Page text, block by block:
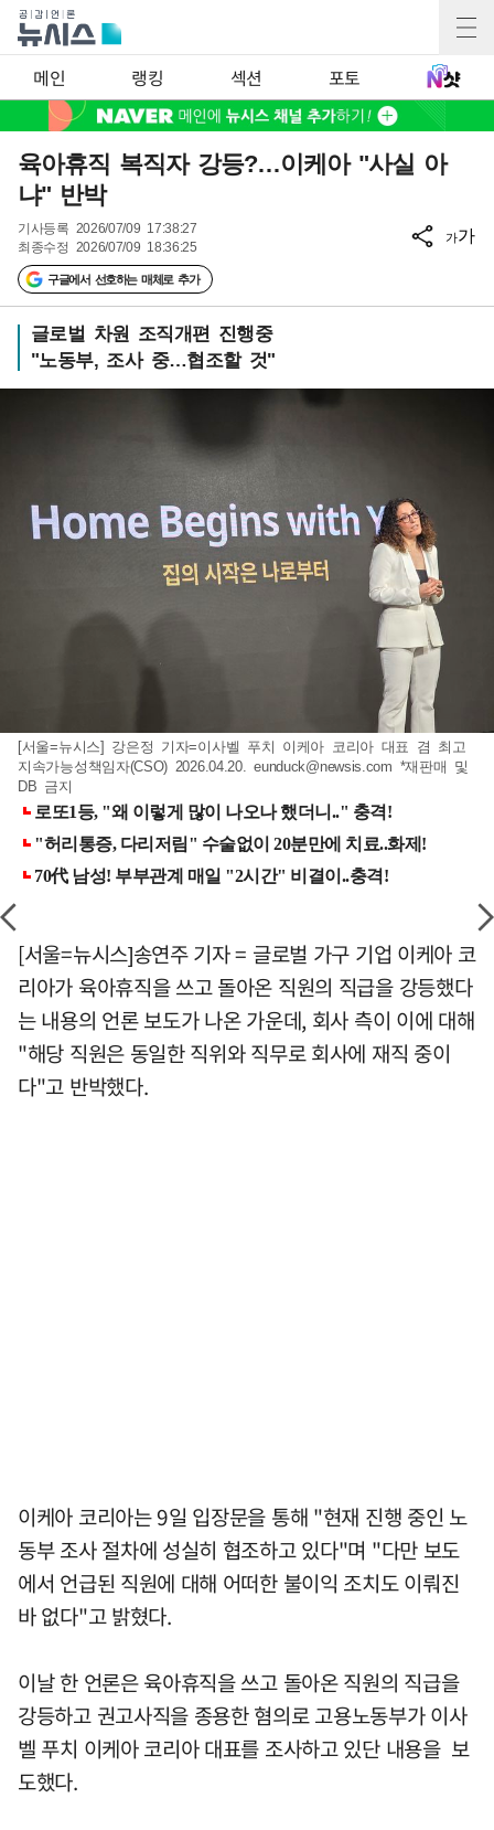
메인 랭킹 섹션 포토
육아휴직 복직자 강등?…이케아 "사실 아
냐" 반박
기사등록 2026/07/09 17:38:27
최종수정 2026/07/09 18:36:25
구글에서 선호하는 매체로 추가
가가
글로벌 차원 조직개편 진행중
"노동부, 조사 중…협조할 것"
[서울=뉴시스] 강은정 기자=이사벨 푸치 이케아 코리아 대표 겸 최고
지속가능성책임자(CSO) 2026.04.20.eunduck@newsis.com *재판매 및
DB 금지
[서울=뉴시스]송연주 기자 = 글로벌 가구 기업 이케아 코
리아가 육아휴직을 쓰고 돌아온 직원의 직급을 강등했다
는 내용의 언론 보도가 나온 가운데, 회사 측이 이에 대해
"해당 직원은 동일한 직위와 직무로 회사에 재직 중이
다"고 반박했다.
이케아 코리아는 9일 입장문을 통해 "현재 진행 중인 노
동부 조사 절차에 성실히 협조하고 있다"며 "다만 보도
에서 언급된 직원에 대해 어떠한 불이익 조치도 이뤄진
바 없다"고 밝혔다.
이날 한 언론은 육아휴직을 쓰고 돌아온 직원의 직급을
강등하고 권고사직을 종용한 혐의로 고용노동부가 이사
벨 푸치 이케아 코리아 대표를 조사하고 있단 내용을 보
도했다.